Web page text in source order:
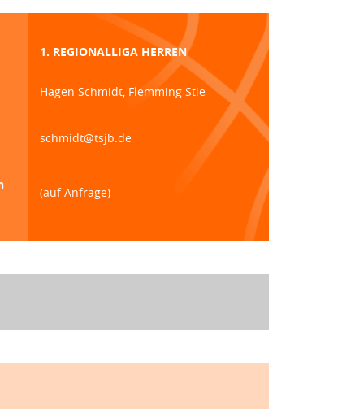
1. REGIONALLIGA HERREN
Hagen Schmidt, Flemming Stie
schmidt@tsjb.de
(auf Anfrage)